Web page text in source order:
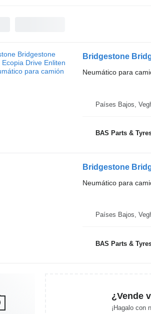
Bridgestone
Neumático para
Países Bajos,
BAS Parts &
Bridgestone
Neumático para
Países Bajos,
BAS Parts &
¿Vende
¡Hagalo con